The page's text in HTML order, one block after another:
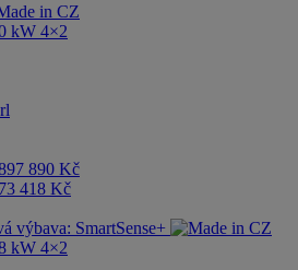
kW 4×2
890 Kč
418 Kč
výbava: SmartSense+
kW 4×2